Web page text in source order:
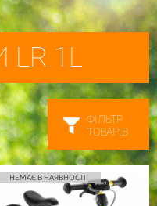
LR 1L
ФІЛЬТР
ТОВАРІВ
НЕМАЄ В НАЯВНОСТІ